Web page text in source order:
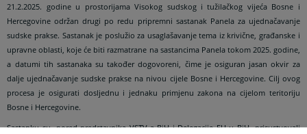
21.2.2025. godine u prostorijama Visokog sudskog i tužilačkog vijeća Bosne i
Hercegovine održan drugi po redu pripremni sastanak Panela za ujednačavanje
sudske prakse. Sastanak je poslužio za usaglašavanje tema iz krivične, građanske i
upravne oblasti, koje će biti razmatrane na sastancima Panela tokom 2025. godine,
a datumi tih sastanaka su također dogovoreni, čime je osiguran jasan okvir za
dalje ujednačavanje sudske prakse na nivou cijele Bosne i Hercegovine. Cilj ovog
procesa je osigurati dosljednu i jednaku primjenu zakona na cijelom teritoriju
Bosne i Hercegovine.
Sastanku su, pored predstavnika VSTV-a BiH i Delegacije EU u BiH, prisustvovali